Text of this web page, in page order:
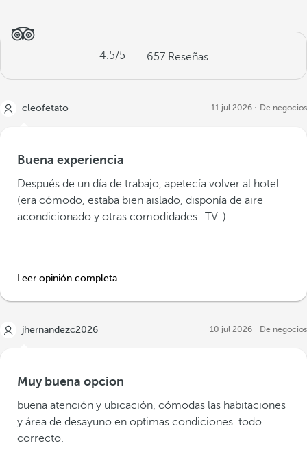
4.5/5 657 Reseñas
cleofetato 11 jul 2026 De negocios
Buena experiencia
Después de un día de trabajo, apetecía volver al hotel
(era cómodo, estaba bien aislado, disponía de aire
acondicionado y otras comodidades -TV-)
Leer opinión completa
jhernandezc2026 10 jul 2026 De negocios
Muy buena opcion
buena atención y ubicación, cómodas las habitaciones
y área de desayuno en optimas condiciones. todo
correcto.